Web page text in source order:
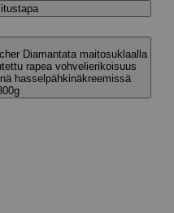
Diamantata maitosuklaalla
rapea vohvelierikoisuus
hasselpähkinäkreemissä